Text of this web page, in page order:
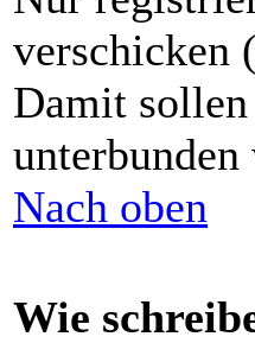
verschicken
Damit
unterbunden
Nach oben
Wie